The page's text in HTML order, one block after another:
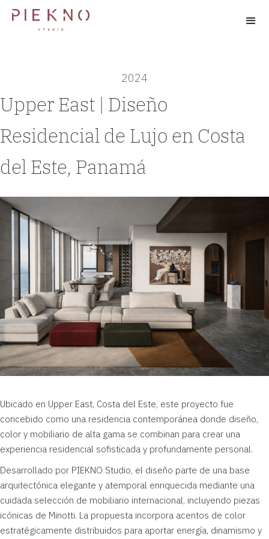
2024
Upper East | Diseño
Residencial de Lujo en Costa
del Este, Panamá
Ubicado en Upper East, Costa del Este, este proyecto fue
concebido como una residencia contemporánea donde diseño,
color y mobiliario de alta gama se combinan para crear una
experiencia residencial sofisticada y profundamente personal.
Desarrollado por PIEKNO Studio, el diseño parte de una base
arquitectónica elegante y atemporal enriquecida mediante una
cuidada selección de mobiliario internacional, incluyendo piezas
icónicas de Minotti. La propuesta incorpora acentos de color
estratégicamente distribuidos para aportar energía, dinamismo y